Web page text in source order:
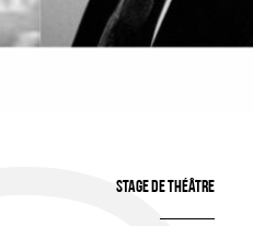
Stage de théâtre